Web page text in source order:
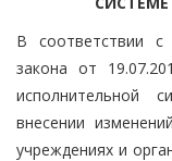
В соответствии
закона от
исполнительной
внесении
учреждениях и